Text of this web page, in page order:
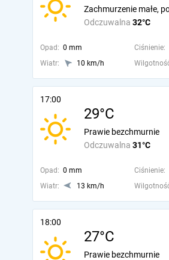
Odczuwalna 32°C
Zachmurzenie małe,
Opad: 0 mm Ciśnienie:
Wiatr:
10 km/h
17:00
29°C
Odczuwalna 31°C
Prawie bezchmurnie
Opad: 0 mm Ciśnienie:
Wiatr:
13 km/h
18:00
27°C
Prawie bezchmurnie